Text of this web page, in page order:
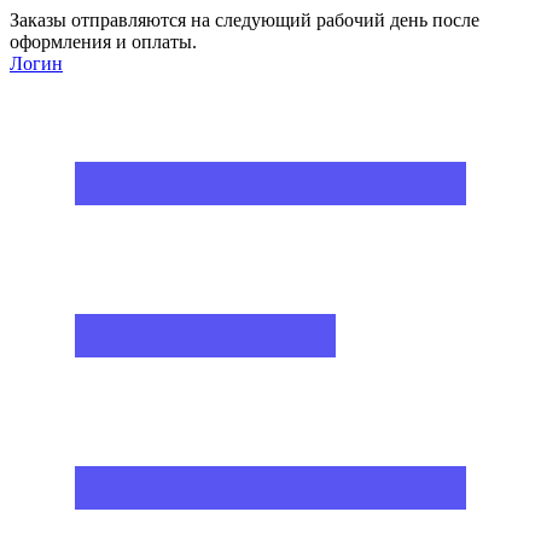
Заказы отправляются на следующий рабочий день после
оформления и оплаты.
Логин